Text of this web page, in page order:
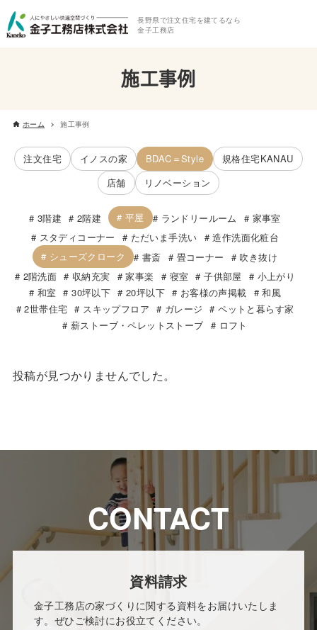
長野県で注文住宅を建てるなら
金子工務店
施工事例
ホーム 施工事例
注文住宅 イノスの家 BDAC＝Style
規格住宅KANAU
店舗
リノベーション
3階建 2階建 平屋 ランドリールーム
家事室
スタディコーナー
ただいま手洗い
造作洗面化粧台
シューズクローク
書斎 畳コーナー
吹き抜け
2階洗面
収納充実 家事楽 寝室 子供部屋
小上がり
和室
30坪以下 20坪以下 お客様の声掲載
和風
2世帯住宅
スキップフロア ガレージ
ペットと暮らす家
薪ストーブ・ペレットストーブ
ロフト
投稿が見つかりませんでした。
CONTACT
資料請求
金子工務店の家づくりに関する資料をお届けいたしま
す。ぜひご検討にお役立てください。